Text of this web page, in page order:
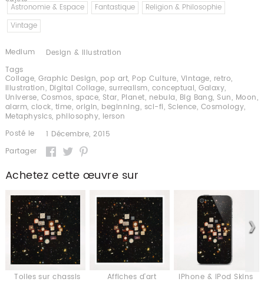
Astronomie & Espace Fantastique
Religion & Philosophie
Vintage
Medium
Design & Illustration
Tags
Collage,Graphic Design, pop art, Pop Culture, Vintage, retro,
illustration, Digital Collage, surrealism, conceptual,Galaxy,
Universe, Cosmos, space, Star, Planet, nebula, Big Bang,Sun, Moon,
alarm,clock, time, origin, beginning, sci-fi, Science, Cosmology,
Metaphysics, philosophy, lerson
Posté le
1 Décembre, 2015
Partager
Achetez cette œuvre sur
Toiles sur chassis Affiches d'art iPhone & iPod Skins